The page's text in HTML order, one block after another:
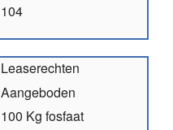
104
Leaserechten
Aangeboden
100 Kg fosfaat